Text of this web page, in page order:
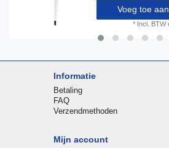
Voeg toe
* Incl. BTW
Informatie
Betaling
FAQ
Verzendmethoden
Mijn account